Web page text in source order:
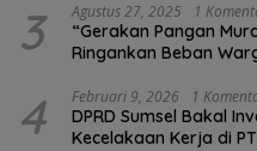
3 Agustus 27, 2025 1
“Gerakan Pangan
Ringankan Beban
4 Februari 9, 2026 1
DPRD Sumsel Bakal
Kecelakaan Kerja di